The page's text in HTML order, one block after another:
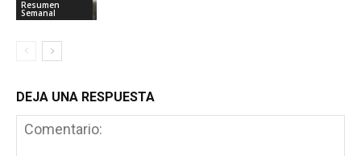
Resumen
Semanal
DEJA UNA RESPUESTA